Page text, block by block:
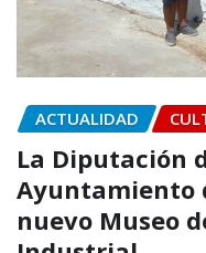
ACTUALIDAD
La Diputación
Ayuntamiento
nuevo Museo